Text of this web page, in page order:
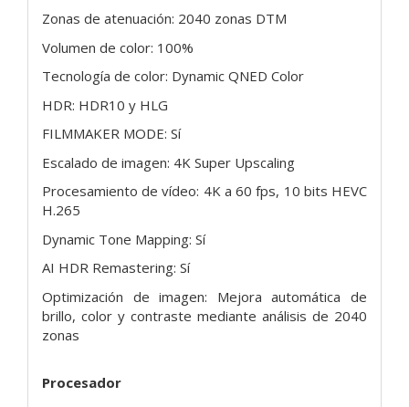
Zonas de atenuación: 2040 zonas DTM
Volumen de color: 100%
Tecnología de color: Dynamic QNED Color
HDR: HDR10 y HLG
FILMMAKER MODE: Sí
Escalado de imagen: 4K Super Upscaling
Procesamiento de vídeo: 4K a 60 fps, 10 bits HEVC
H.265
Dynamic Tone Mapping: Sí
AI HDR Remastering: Sí
Optimización de imagen: Mejora automática de
brillo, color y contraste mediante análisis de 2040
zonas
Procesador